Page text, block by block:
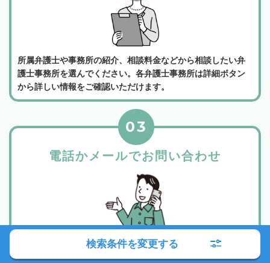
所属弁護士や事務所の紹介、相談料金などから相談したい弁
護士事務所を選んでください。各弁護士事務所は詳細ボタン
から詳しい情報をご確認いただけます。
電話かメールでお問い合わせ
03
検索条件を変更する